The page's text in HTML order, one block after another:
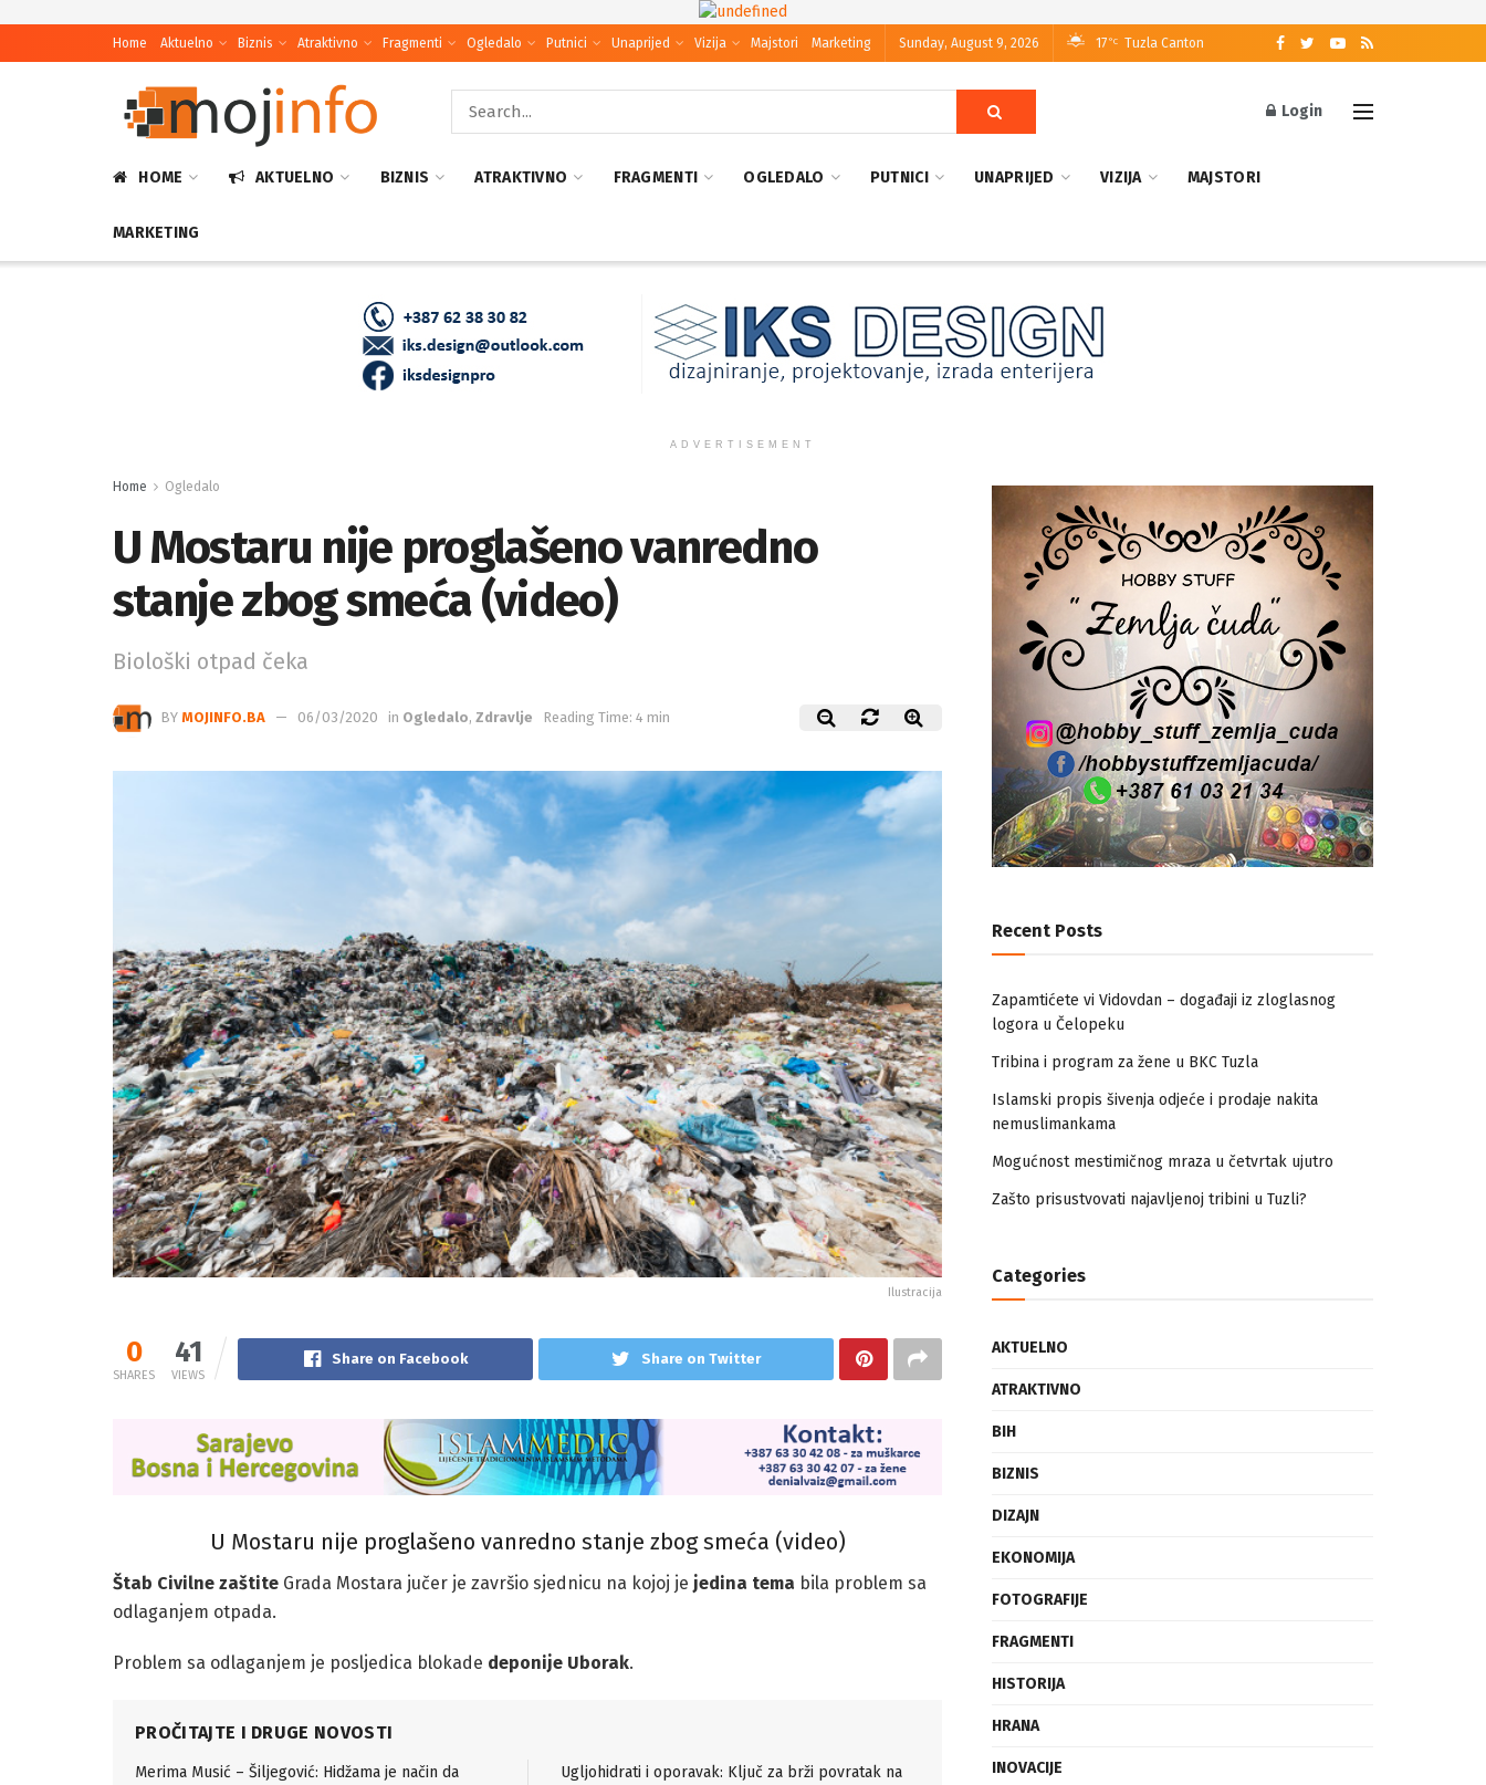
Home Aktuelno Biznis Atraktivno Fragmenti Ogledalo Putnici Unaprijed Vizija Majstori Marketing Sunday, August 9, 2026 17 °C Tuzla Canton
Login
HOME AKTUELNO BIZNIS ATRAKTIVNO FRAGMENTI OGLEDALO PUTNICI UNAPRIJED VIZIJA MAJSTORI
MARKETING
ADVERTISEMENT
Home Ogledalo
U Mostaru nije proglašeno vanredno
stanje zbog smeća (video)
Biološki otpad čeka
BY MOJINFO.BA 06/03/2020 in Ogledalo, Zdravlje Reading Time: 4 min
Ilustracija
0
SHARES
41
VIEWS
Share on Facebook Share on Twitter
U Mostaru nije proglašeno vanredno stanje zbog smeća (video)
Štab Civilne zaštite Grada Mostara jučer je završio sjednicu na kojoj je jedina tema bila problem sa
odlaganjem otpada.
Problem sa odlaganjem je posljedica blokade deponije Uborak.
PROČITAJTE I DRUGE NOVOSTI
Merima Musić – Šiljegović: Hidžama je način da
Ugljohidrati i oporavak: Ključ za brži povratak na
Recent Posts
Zapamtićete vi Vidovdan – događaji iz zloglasnog
logora u Čelopeku
Tribina i program za žene u BKC Tuzla
Islamski propis šivenja odjeće i prodaje nakita
nemuslimankama
Mogućnost mestimičnog mraza u četvrtak ujutro
Zašto prisustvovati najavljenoj tribini u Tuzli?
Categories
AKTUELNO
ATRAKTIVNO
BIH
BIZNIS
DIZAJN
EKONOMIJA
FOTOGRAFIJE
FRAGMENTI
HISTORIJA
HRANA
INOVACIJE